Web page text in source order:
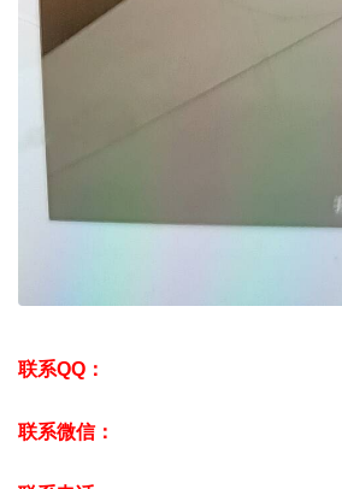
联系QQ：
联系微信：